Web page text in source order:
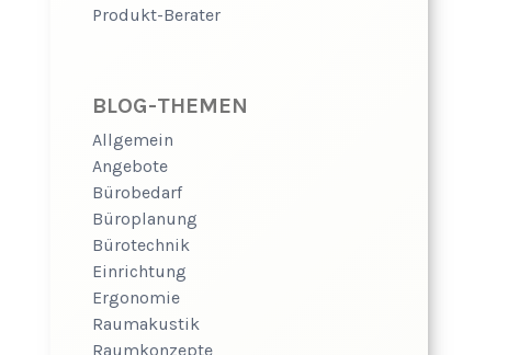
Produkt-Berater
BLOG-THEMEN
Allgemein
Angebote
Bürobedarf
Büroplanung
Bürotechnik
Einrichtung
Ergonomie
Raumakustik
Raumkonzepte